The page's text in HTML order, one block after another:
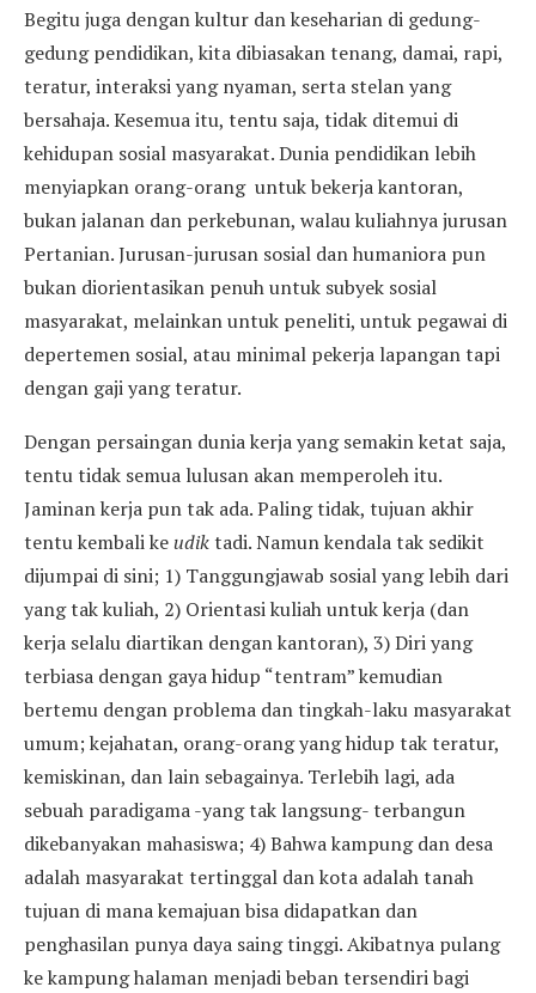
Begitu juga dengan kultur dan keseharian di gedung-
gedung pendidikan, kita dibiasakan tenang, damai, rapi,
teratur, interaksi yang nyaman, serta stelan yang
bersahaja. Kesemua itu, tentu saja, tidak ditemui di
kehidupan sosial masyarakat. Dunia pendidikan lebih
menyiapkan orang-orang untuk bekerja kantoran,
bukan jalanan dan perkebunan, walau kuliahnya jurusan
Pertanian. Jurusan-jurusan sosial dan humaniora pun
bukan diorientasikan penuh untuk subyek sosial
masyarakat, melainkan untuk peneliti, untuk pegawai di
depertemen sosial, atau minimal pekerja lapangan tapi
dengan gaji yang teratur.
Dengan persaingan dunia kerja yang semakin ketat saja,
tentu tidak semua lulusan akan memperoleh itu.
Jaminan kerja pun tak ada. Paling tidak, tujuan akhir
tentu kembali keudiktadi. Namun kendala tak sedikit
dijumpai di sini; 1) Tanggungjawab sosial yang lebih dari
yang tak kuliah, 2) Orientasi kuliah untuk kerja (dan
kerja selalu diartikan dengan kantoran), 3) Diri yang
terbiasa dengan gaya hidup “tentram” kemudian
bertemu dengan problema dan tingkah-laku masyarakat
umum; kejahatan, orang-orang yang hidup tak teratur,
kemiskinan, dan lain sebagainya. Terlebih lagi, ada
sebuah paradigama -yang tak langsung- terbangun
dikebanyakan mahasiswa; 4) Bahwa kampung dan desa
adalah masyarakat tertinggal dan kota adalah tanah
tujuan di mana kemajuan bisa didapatkan dan
penghasilan punya daya saing tinggi. Akibatnya pulang
ke kampung halaman menjadi beban tersendiri bagi